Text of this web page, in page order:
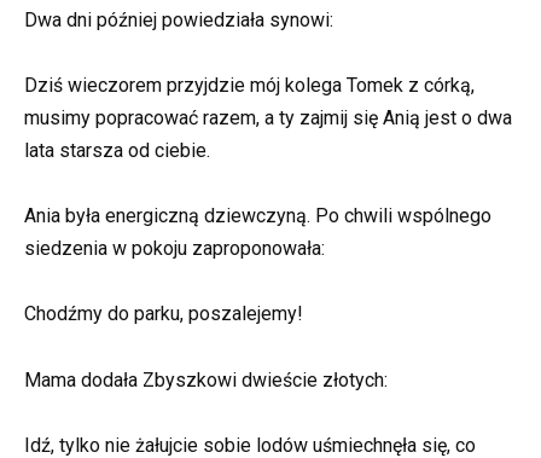
Dwa dni później powiedziała synowi:
Dziś wieczorem przyjdzie mój kolega Tomek z córką,
musimy popracować razem, a ty zajmij się Anią jest o dwa
lata starsza od ciebie.
Ania była energiczną dziewczyną. Po chwili wspólnego
siedzenia w pokoju zaproponowała:
Chodźmy do parku, poszalejemy!
Mama dodała Zbyszkowi dwieście złotych:
Idź, tylko nie żałujcie sobie lodów uśmiechnęła się, co